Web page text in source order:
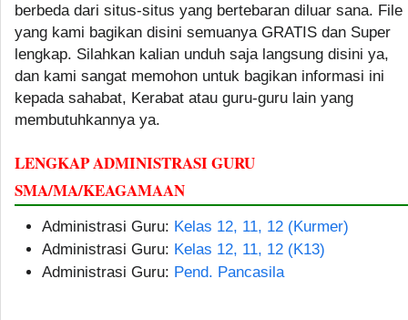
berbeda dari situs-situs yang bertebaran diluar sana. File
yang kami bagikan disini semuanya GRATIS dan Super
lengkap. Silahkan kalian unduh saja langsung disini ya,
dan kami sangat memohon untuk bagikan informasi ini
kepada sahabat, Kerabat atau guru-guru lain yang
membutuhkannya ya.
LENGKAP ADMINISTRASI GURU
SMA/MA/KEAGAMAAN
Administrasi Guru: Kelas 12, 11, 12 (Kurmer)
Administrasi Guru: Kelas 12, 11, 12 (K13)
Administrasi Guru: Pend. Pancasila